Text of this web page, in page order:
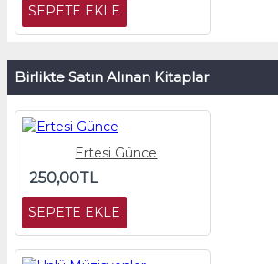
SEPETE EKLE
Birlikte Satın Alınan Kitaplar
Ertesi Günce
250,00TL
SEPETE EKLE